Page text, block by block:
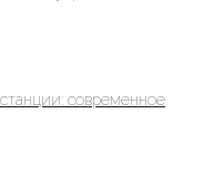
современное